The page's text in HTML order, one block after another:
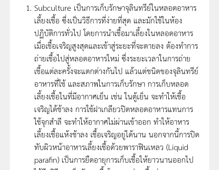
Subculture เป็นการเก็บรักษาจุลินทรีย์ในหลอดอาหาร
เลี้ยงเชื้อ ซึ่งเป็นวิธีการที่ง่ายที่สุด และมักใช้ในห้อง
ปฏิบัติการทั่วไป โดยการนำเชื้อมาเลี้ยงในหลอดอาหาร
เมื่อเชื้อเจริญสูงสุดและเข้าสู่ระยะที่จะตายลง ต้องทำการ
ถ่ายเชื้อไปสู่หลอดอาหารใหม่ ซึ่งระยะเวลาในการถ่าย
เชื้อแต่ละครั้งจะแตกต่างกันไป แล้วแต่ชนิดของจุลินทรีย์
อาหารที่ใช้ และสภาพในการเก็บรักษา การเก็บหลอด
เลี้ยงเชื้อในที่มีอากาศเย็น เช่น ในตู้เย็น จะทำให้เชื้อ
เจริญได้ช้าลง การใช้ฝาเกลียวปิดหลอดอาหารแทนการ
ใช้จุกสำลี จะทำให้อากาศไม่ผ่านเข้าออก ทำให้อาหาร
เลี้ยงเชื้อแห้งช้าลง เชื้อเจริญอยู่ได้นาน นอกจากนี้การปิด
ทับผิวหน้าอาหารเลี้ยงเชื้อด้วยพาราฟินเหลว (Liquid
parafin) เป็นการยืดอายุการเก็บเชื้อให้ยาวนานออกไป